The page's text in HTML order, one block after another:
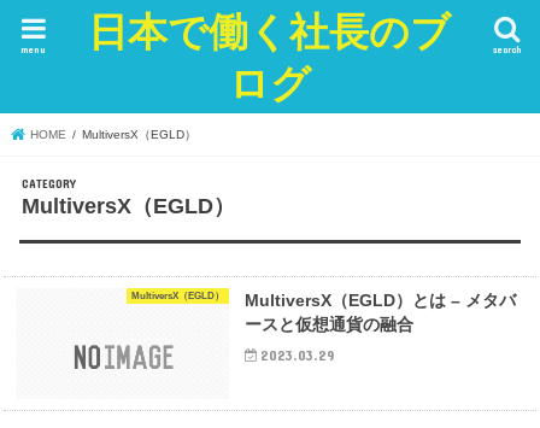
日本で働く社長のブ
ログ
search
menu
HOME MultiversX（EGLD）
MultiversX（EGLD）
MultiversX（EGLD）
MultiversX（EGLD）とは – メタバ
ースと仮想通貨の融合
2023.03.29